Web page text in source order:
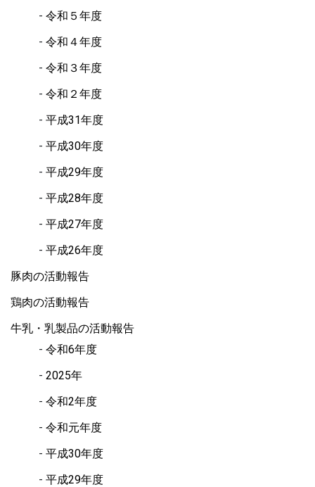
令和５年度
令和４年度
令和３年度
令和２年度
平成31年度
平成30年度
平成29年度
平成28年度
平成27年度
平成26年度
豚肉の活動報告
鶏肉の活動報告
牛乳・乳製品の活動報告
令和6年度
2025年
令和2年度
令和元年度
平成30年度
平成29年度